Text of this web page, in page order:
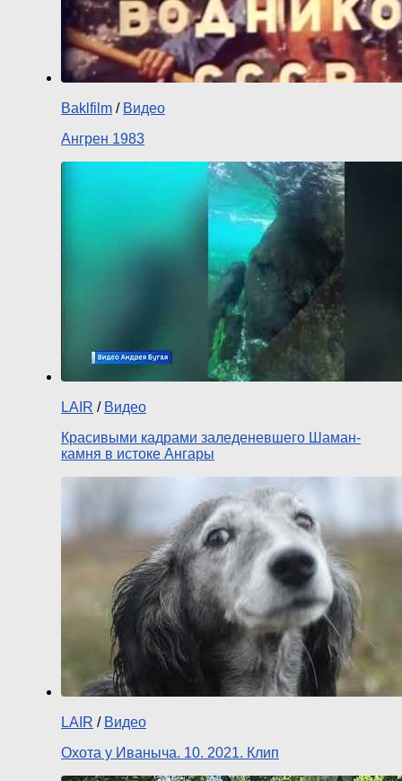
Baklfilm / Видео
Ангрен 1983
LAIR / Видео
Красивыми кадрами заледеневшего Шаман-
камня в истоке Ангары
LAIR / Видео
Охота у Иваныча. 10. 2021. Клип